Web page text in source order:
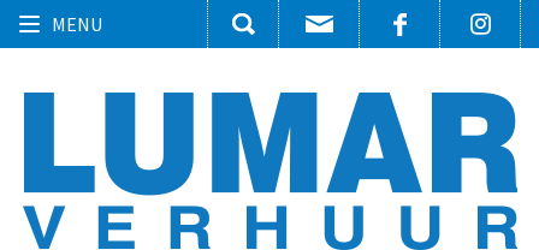
Toggle
MENU